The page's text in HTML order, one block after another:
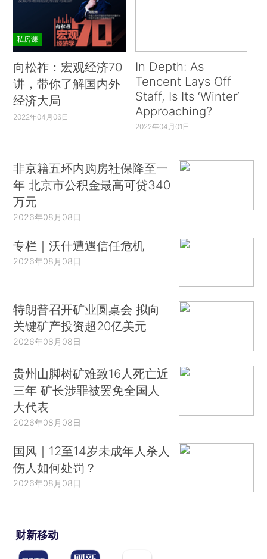
私房课
向松祚：宏观经济70
讲，带你了解国内外
经济大局
2022年04月06日
In Depth: As
Tencent Lays Off
Staff, Is Its ‘Winter’
Approaching?
2022年04月01日
非京籍五环内购房社保降至一
年 北京市公积金最高可贷340
万元
2026年08月08日
专栏｜沃什遭遇信任危机
2026年08月08日
特朗普召开矿业圆桌会 拟向
关键矿产投资超20亿美元
2026年08月08日
贵州山脚树矿难致16人死亡近
三年 矿长涉罪被罢免全国人
大代表
2026年08月08日
国风｜12至14岁未成年人杀人
伤人如何处罚？
2026年08月08日
财新移动